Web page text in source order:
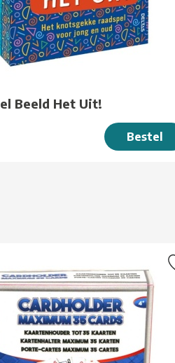
Beeld Het Uit!
Bestel